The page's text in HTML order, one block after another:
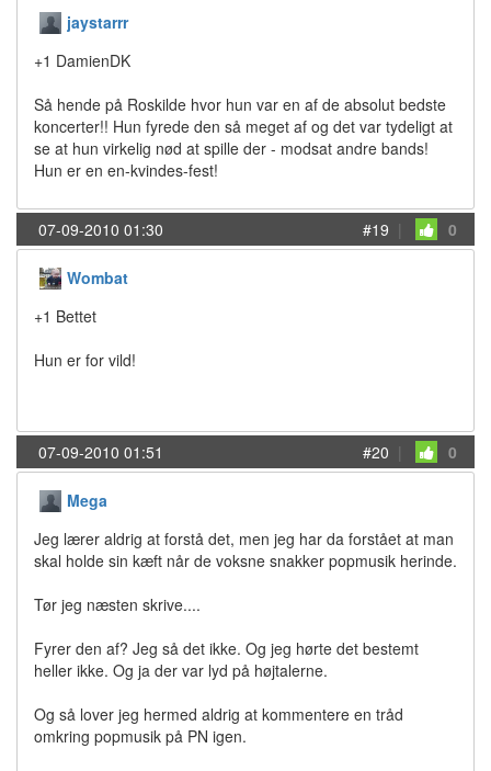
jaystarrr
+1 DamienDK
Så hende på Roskilde hvor hun var en af de absolut bedste
koncerter!! Hun fyrede den så meget af og det var tydeligt at
se at hun virkelig nød at spille der - modsat andre bands!
Hun er en en-kvindes-fest!
07-09-2010 01:30 #19 | 0
Wombat
+1 Bettet
Hun er for vild!
07-09-2010 01:51 #20 | 0
Mega
Jeg lærer aldrig at forstå det, men jeg har da forstået at man
skal holde sin kæft når de voksne snakker popmusik herinde.
Tør jeg næsten skrive....
Fyrer den af? Jeg så det ikke. Og jeg hørte det bestemt
heller ikke. Og ja der var lyd på højtalerne.
Og så lover jeg hermed aldrig at kommentere en tråd
omkring popmusik på PN igen.